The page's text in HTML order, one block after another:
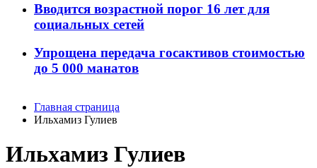
Вводится возрастной порог 16 лет для
социальных сетей
Упрощена передача госактивов стоимостью
до 5 000 манатов
Главная страница
Ильхамиз Гулиев
Ильхамиз Гулиев